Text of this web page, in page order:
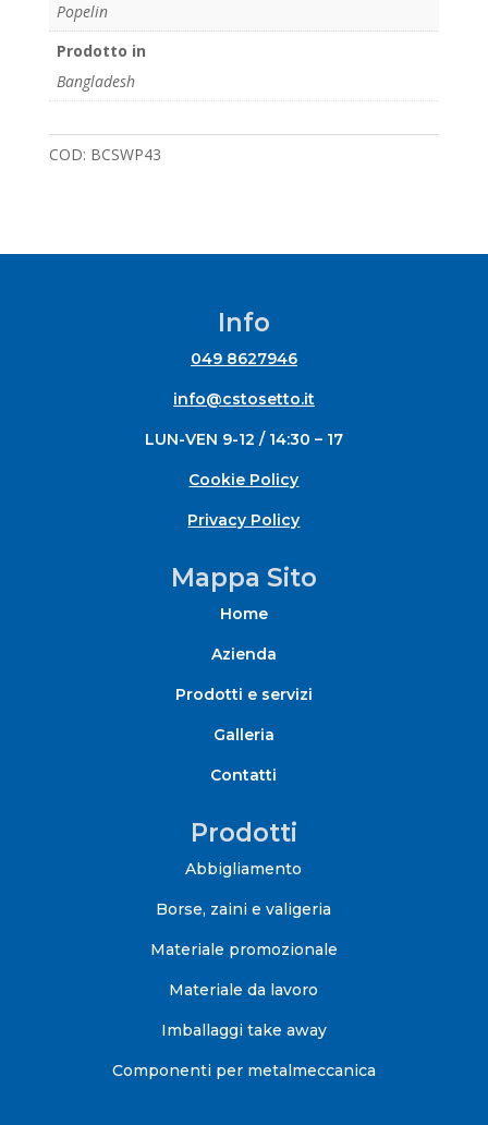
Popelin
Prodotto in
Bangladesh
COD: BCSWP43
Info
049 8627946
info@cstosetto.it
LUN-VEN 9-12 / 14:30 – 17
Cookie Policy
Privacy Policy
Mappa Sito
Home
Azienda
Prodotti e servizi
Galleria
Contatti
Prodotti
Abbigliamento
Borse, zaini e valigeria
Materiale promozionale
Materiale da lavoro
Imballaggi take away
Componenti per metalmeccanica